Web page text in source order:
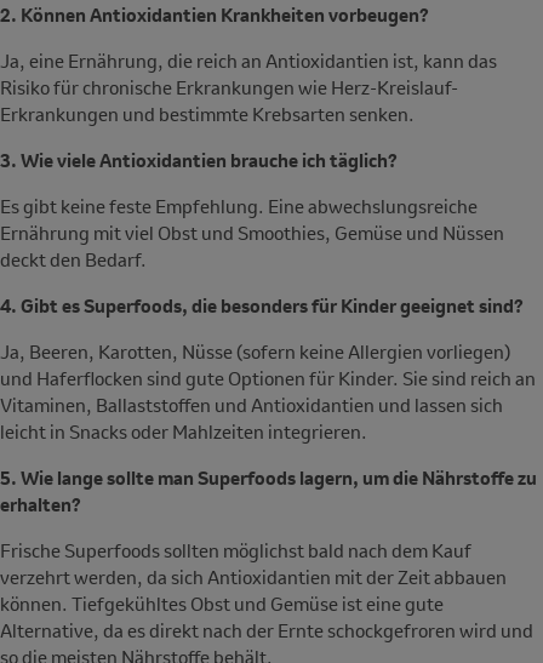
2. Können Antioxidantien Krankheiten vorbeugen?
Ja, eine Ernährung, die reich an Antioxidantien ist, kann das
Risiko für chronische Erkrankungen wie Herz-Kreislauf-
Erkrankungen und bestimmte Krebsarten senken.
3. Wie viele Antioxidantien brauche ich täglich?
Es gibt keine feste Empfehlung. Eine abwechslungsreiche
Ernährung mit viel Obst und Smoothies, Gemüse und Nüssen
deckt den Bedarf.
4. Gibt es Superfoods, die besonders für Kinder geeignet sind?
Ja, Beeren, Karotten, Nüsse (sofern keine Allergien vorliegen)
und Haferflocken sind gute Optionen für Kinder. Sie sind reich an
Vitaminen, Ballaststoffen und Antioxidantien und lassen sich
leicht in Snacks oder Mahlzeiten integrieren.
5. Wie lange sollte man Superfoods lagern, um die Nährstoffe zu
erhalten?
Frische Superfoods sollten möglichst bald nach dem Kauf
verzehrt werden, da sich Antioxidantien mit der Zeit abbauen
können. Tiefgekühltes Obst und Gemüse ist eine gute
Alternative, da es direkt nach der Ernte schockgefroren wird und
so die meisten Nährstoffe behält.